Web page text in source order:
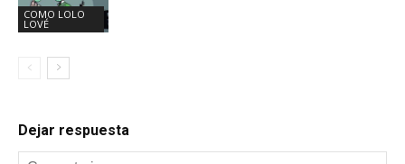
COMO LOLO
LOVÉ
Dejar respuesta